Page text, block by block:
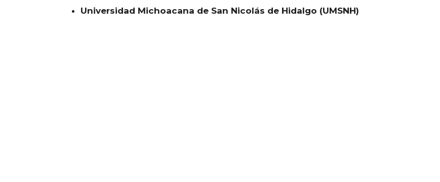
Universidad Michoacana de San Nicolás de Hidalgo (UMSNH)